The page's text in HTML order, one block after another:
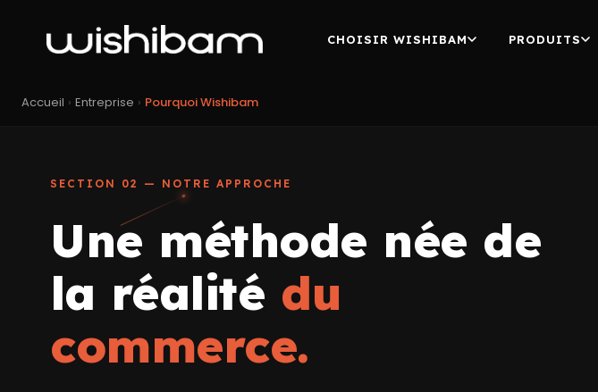
CHOISIR WISHIBAM PRODUITS
Accueil › Entreprise › Pourquoi Wishibam
SECTION 02 — NOTRE APPROCHE
Une méthode née de
la réalité du
commerce.